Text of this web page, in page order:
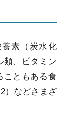
素（炭水化
類、ビタミン
こともある食
）などさまざ